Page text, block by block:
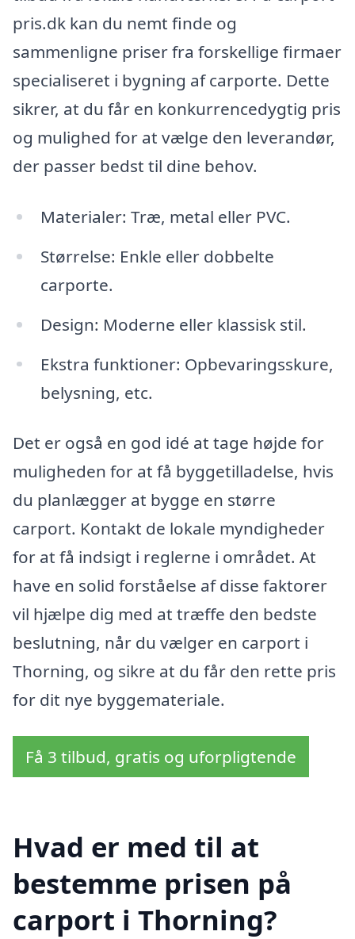
pris.dk kan du nemt finde og
sammenligne priser fra forskellige firmaer
specialiseret i bygning af carporte. Dette
sikrer, at du får en konkurrencedygtig pris
og mulighed for at vælge den leverandør,
der passer bedst til dine behov.
Materialer: Træ, metal eller PVC.
Størrelse: Enkle eller dobbelte
carporte.
Design: Moderne eller klassisk stil.
Ekstra funktioner: Opbevaringsskure,
belysning, etc.
Det er også en god idé at tage højde for
muligheden for at få byggetilladelse, hvis
du planlægger at bygge en større
carport. Kontakt de lokale myndigheder
for at få indsigt i reglerne i området. At
have en solid forståelse af disse faktorer
vil hjælpe dig med at træffe den bedste
beslutning, når du vælger en carport i
Thorning, og sikre at du får den rette pris
for dit nye byggemateriale.
Få 3 tilbud, gratis og uforpligtende
Hvad er med til at
bestemme prisen på
carport i Thorning?